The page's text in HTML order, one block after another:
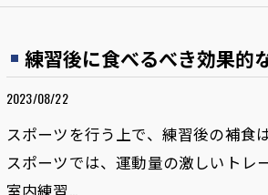
練習後に食べるべき効果的
2023/08/22
スポーツを行う上で、練習後の補食
スポーツでは、運動量の激しいトレ
室内練習…